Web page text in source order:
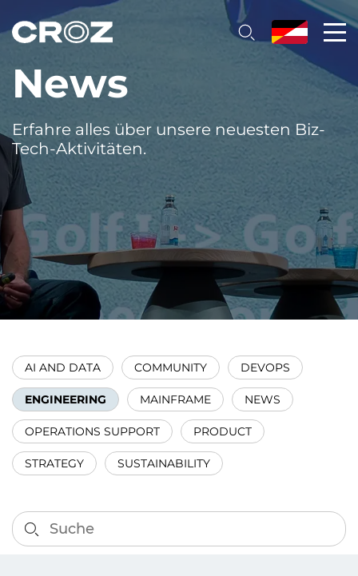
News
Erfahre alles über unsere neuesten Biz-
Tech-Aktivitäten.
AI AND DATA COMMUNITY DEVOPS
ENGINEERING MAINFRAME NEWS
OPERATIONS SUPPORT PRODUCT
STRATEGY SUSTAINABILITY